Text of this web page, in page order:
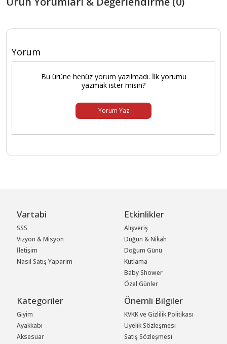
Yorum
Bu ürüne henüz yorum yazılmadı. İlk yorumu
yazmak ister misin?
Yorum Yaz
Vartabi
SSS
Vizyon & Misyon
İletişim
Nasıl Satış Yaparım
Etkinlikler
Alışveriş
Düğün & Nikah
Doğum Günü
Kutlama
Baby Shower
Özel Günler
Kategoriler
Giyim
Ayakkabı
Aksesuar
Önemli Bilgiler
KVKK ve Gizlilik Politikası
Üyelik Sözleşmesi
Satış Sözleşmesi